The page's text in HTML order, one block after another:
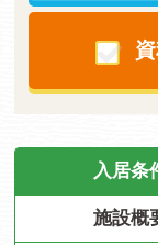
入居条
施設概